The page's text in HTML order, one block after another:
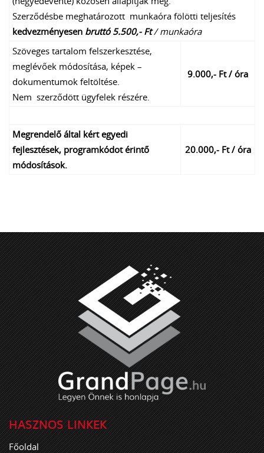
Szerződésbe meghatározott munkaóra fölötti teljesítés
kedvezményesen bruttó 5.500,- Ft/ munkaóra
Szöveges tartalom felszerkesztése,
meglévőek módosítása, képek –
dokumentumok feltöltése.
Nem szerződött ügyfelek részére.
9.000,- Ft / óra
Megrendelő által kért egyedi
fejlesztések, programkódot érintő
módosítások.
20.000,- Ft / óra
HASZNOS LINKEK
Főoldal